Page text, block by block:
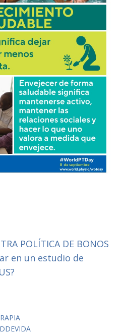
POLÍTICA DE BONOS
en un estudio de